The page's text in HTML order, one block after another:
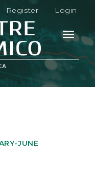
Register Login
Toggle
JUNE